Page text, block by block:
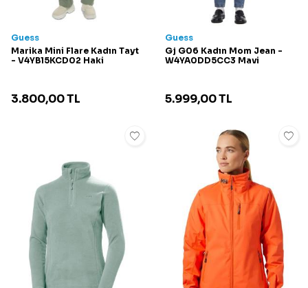
Guess
Marika Mini Flare Kadın Tayt
- V4YB15KCD02 Haki
3.800,00TL
Guess
Gj G06 Kadın Mom Jean -
W4YA0DD5CC3 Mavi
5.999,00TL